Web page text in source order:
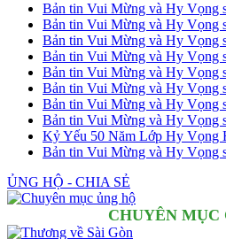
Bản tin Vui Mừng và Hy Vọng
Bản tin Vui Mừng và Hy Vọng
Bản tin Vui Mừng và Hy Vọng
Bản tin Vui Mừng và Hy Vọng
Bản tin Vui Mừng và Hy Vọng
Bản tin Vui Mừng và Hy Vọng
Bản tin Vui Mừng và Hy Vọng
Bản tin Vui Mừng và Hy Vọng
Kỷ Yếu 50 Năm Lớp Hy Vọng
Bản tin Vui Mừng và Hy Vọng
ỦNG HỘ - CHIA SẺ
CHUYÊN MỤC